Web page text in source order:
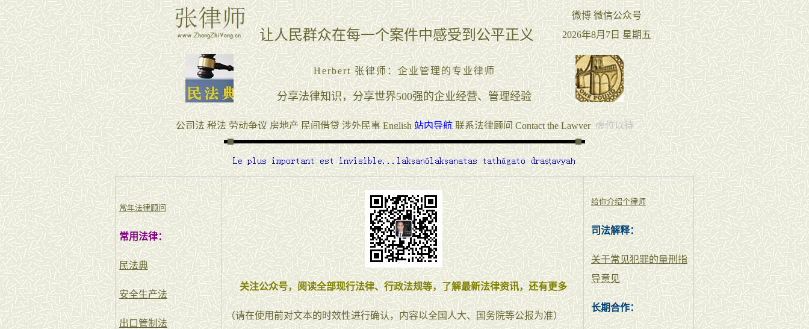
常年法律顾问
常用法律：
民法典
安全生产法
出口管制法
关注公众号，阅读全部现行法律、行政法规等，了解最新法律资讯，还有更多
（请在使用前对文本的时效性进行确认，内容以全国人大、国务院等公报为准）
给你介绍个律师
司法解释：
关于常见犯罪的量刑指
导意见
长期合作：